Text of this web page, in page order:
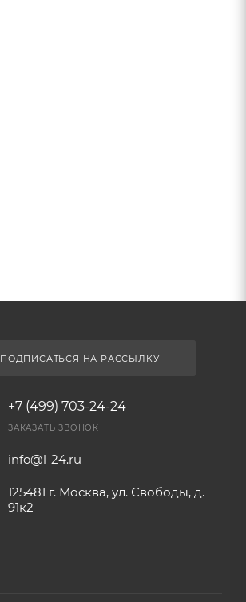
ПОДПИСАТЬСЯ НА РАССЫЛКУ
+7 (499) 703-24-24
ЗАКАЗАТЬ ЗВОНОК
info@l-24.ru
125481 г. Москва, ул. Свободы, д.
91к2